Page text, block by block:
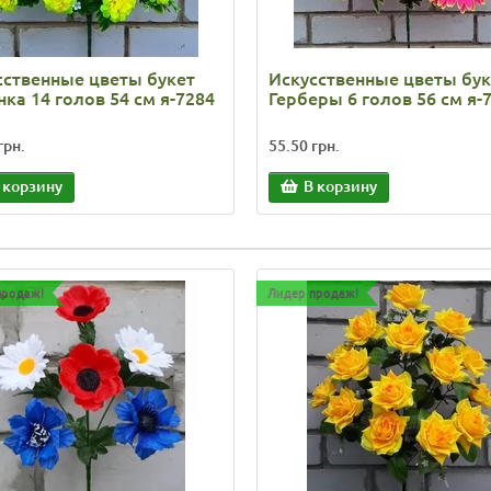
цветы букет
14 голов 54 см я-7284
Искусственные цветы
Герберы 6 голов 56 см я-
55.50 грн.
В корзину
Лидер продаж!